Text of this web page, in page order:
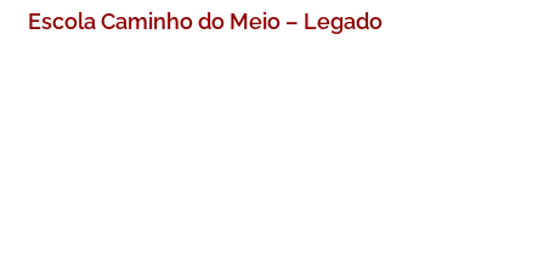
Escola Caminho do Meio – Legado